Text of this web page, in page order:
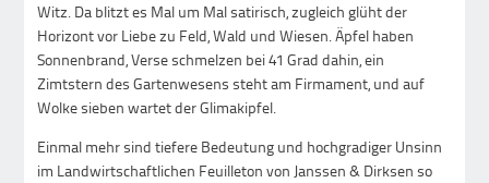
Witz. Da blitzt es Mal um Mal satirisch, zugleich glüht der
Horizont vor Liebe zu Feld, Wald und Wiesen. Äpfel haben
Sonnenbrand, Verse schmelzen bei 41 Grad dahin, ein
Zimtstern des Gartenwesens steht am Firmament, und auf
Wolke sieben wartet der Glimakipfel.
Einmal mehr sind tiefere Bedeutung und hochgradiger Unsinn
im Landwirtschaftlichen Feuilleton von Janssen & Dirksen so